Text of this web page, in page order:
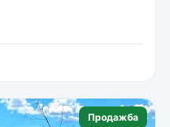
Продажба